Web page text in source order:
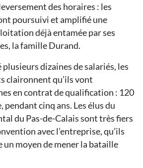
des horaires : les
poursuivi et amplifié une
déjà entamée par ses
la famille Durand.
dizaines de salariés, les
claironnent qu’ils vont
en contrat de qualification : 120
pendant cinq ans. Les élus du
du Pas-de-Calais sont très fiers
avec l’entreprise, qu’ils
moyen de mener la bataille